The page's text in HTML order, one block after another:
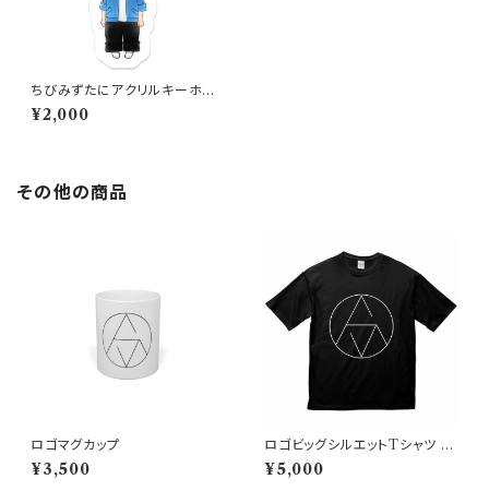
ちびみずたにアクリルキーホル
ダー
¥2,000
その他の商品
ロゴマグカップ
¥3,500
ロゴビッグシルエットTシャツ ブ
ラック
¥5,000